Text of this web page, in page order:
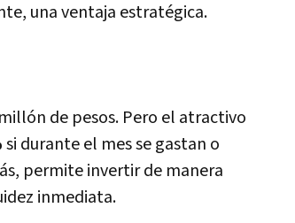
una ventaja estratégica.
de pesos. Pero el atractivo
si durante el mes se gastan o
permite invertir de manera
inmediata.